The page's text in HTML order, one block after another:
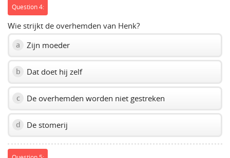
Question 4:
Wie strijkt de overhemden van Henk?
a Zijn moeder
b Dat doet hij zelf
c De overhemden worden niet gestreken
d De stomerij